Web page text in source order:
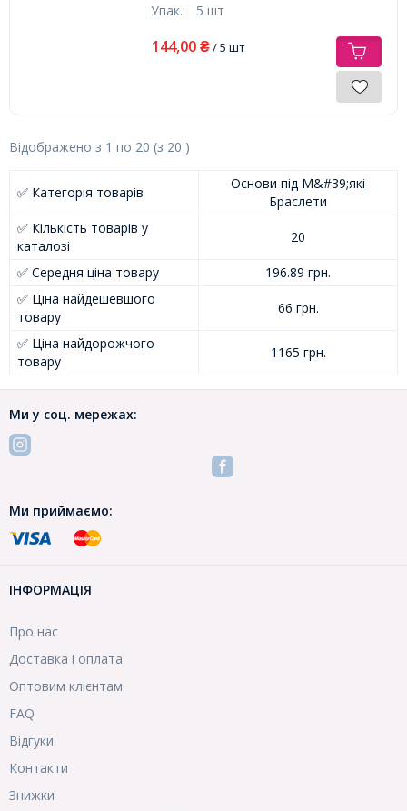
Упак.: 5 шт
144,00 ₴/ 5 шт
Відображено з 1 по 20 (з 20 )
✅ Категорія товарів
Основи під М&#39;які
Браслети
✅ Кількість товарів у
каталозі
20
✅ Середня ціна товару
196.89 грн.
✅ Ціна найдешевшого
товару
66 грн.
✅ Ціна найдорожчого
товару
1165 грн.
Ми у соц. мережах:
Ми приймаємо:
ІНФОРМАЦІЯ
Про нас
Доставка і оплата
Оптовим клієнтам
FAQ
Відгуки
Контакти
Знижки